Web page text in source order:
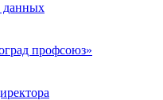
данных
профсоюз»